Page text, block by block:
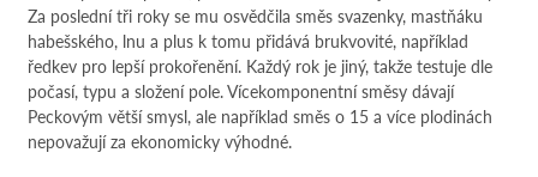
Za poslední tři roky se mu osvědčila směs svazenky, mastňáku
habešského, lnu a plus k tomu přidává brukvovité, například
ředkev pro lepší prokořenění. Každý rok je jiný, takže testuje dle
počasí, typu a složení pole. Vícekomponentní směsy dávají
Peckovým větší smysl, ale například směs o 15 a více plodinách
nepovažují za ekonomicky výhodné.